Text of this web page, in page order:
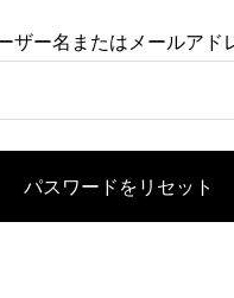
ザー名またはメールアド
パスワードをリセット